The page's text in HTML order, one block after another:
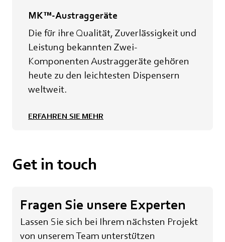
MK™-Austraggeräte
Die für ihre Qualität, Zuverlässigkeit und
Leistung bekannten Zwei-
Komponenten Austraggeräte gehören
heute zu den leichtesten Dispensern
weltweit.
ERFAHREN SIE MEHR
Get in touch
Fragen Sie unsere Experten
Lassen Sie sich bei Ihrem nächsten Projekt
von unserem Team unterstützen